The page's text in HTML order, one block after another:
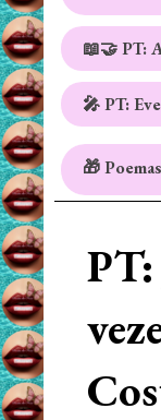
📖🤝 PT:
🎤 PT:
🎁